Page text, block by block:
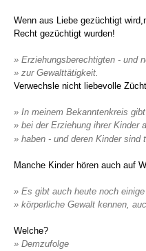
Wenn aus Liebe gezüchtigt
Recht gezüchtigt wurden!
» Erziehungsberechtigten - und
» zur Gewalttätigkeit.
Verwechsle nicht liebevolle
» In meinem Bekanntenkreis
» bei der Erziehung ihrer Kinder
» haben - und deren Kinder sind
Manche Kinder hören auch auf
» Es gibt auch heute noch
» körperliche Gewalt kennen,
Welche?
» Demzufolge